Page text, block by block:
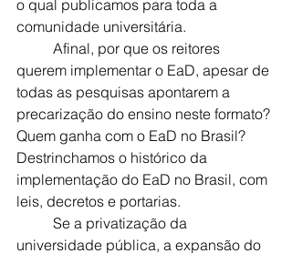
o qual publicamos para toda a
comunidade universitária.
querem implementar o EaD, apesar de
todas as pesquisas apontarem a
precarização do ensino neste formato?
Quem ganha com o EaD no Brasil?
Destrinchamos o histórico da
implementação do EaD no Brasil, com
leis, decretos e portarias.
universidade pública, a expansão do